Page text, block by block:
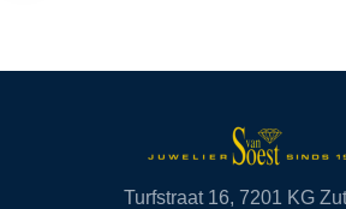
Turfstraat 16, 7201 KG